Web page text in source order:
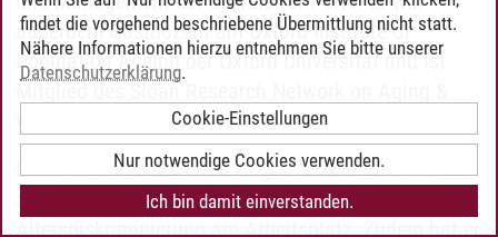
außerdem Gastdozent am Oxford Institute of
Population Ageing der Oxford Universität und ist
Mitglied des Sloan Research Network on Aging &
Eduardo Oliveiras Forschung fokussiert sich auf
alternde Belegschaften, Altersmanagement sowie
Altersdiskriminierung am Arbeitsplatz. Zudem hat er
findet die vorgehend beschriebene Übermittlung nicht statt.
Nähere Informationen hierzu entnehmen Sie bitte unserer
Datenschutzerklärung.
Cookie-Einstellungen
Nur notwendige Cookies verwenden.
Ich bin damit einverstanden.